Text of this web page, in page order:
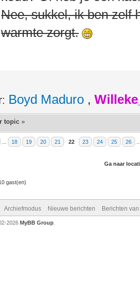
Nee, sukkel, ik ben zelf
warmte zorgt.
Boyd Maduro ,
topic »
18 19 20 21 22 23 24 25 26
Ga naar
gast(en)
Archiefmodus Nieuwe berichten Berichten
2026 MyBB Group